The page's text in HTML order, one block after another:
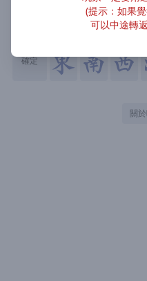
確定
關
(提示：如果
可以中途轉